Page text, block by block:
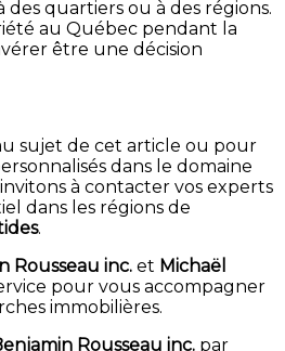
quartiers ou à des régions.
au Québec pendant la
être une décision
sujet de cet article ou pour
dans le domaine
à contacter vos experts
dans les régions de
.
Rousseau inc. et Michaël
pour vous accompagner
immobilières.
Rousseau inc. par